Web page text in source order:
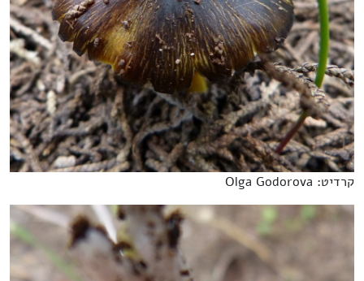
קרדיט: Olga Godorova